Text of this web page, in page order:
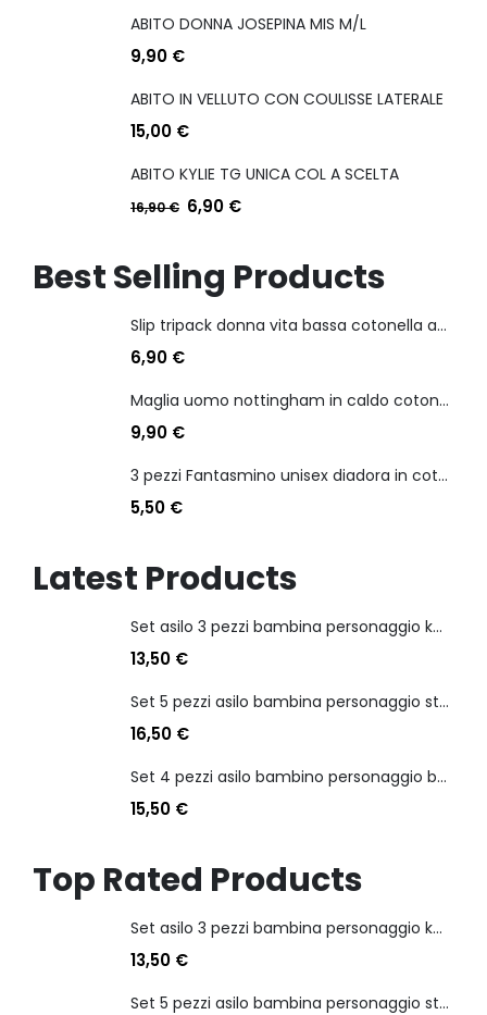
ABITO DONNA JOSEPINA MIS M/L
9,90 €
ABITO IN VELLUTO CON COULISSE LATERALE
15,00 €
ABITO KYLIE TG UNICA COL A SCELTA
16,90€ 6,90 €
Best Selling Products
Slip tripack donna vita bassa cotonella art 3165 in cotone elasticizzato
6,90 €
Maglia uomo nottingham in caldo cotone scollo a v manica lunga
9,90 €
3 pezzi Fantasmino unisex diadora in cotone mercerizzato tg dalla 35 alla 46
5,50 €
Latest Products
Set asilo 3 pezzi bambina personaggio kuromi
13,50 €
Set 5 pezzi asilo bambina personaggio stitch angel
16,50 €
Set 4 pezzi asilo bambino personaggio batman
15,50 €
Top Rated Products
Set asilo 3 pezzi bambina personaggio kuromi
13,50 €
Set 5 pezzi asilo bambina personaggio stitch angel